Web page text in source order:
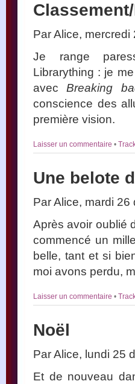
Par Alice,
Je range
Librarything : je
avecBreaking
conscience des
première vision.
Laisser un commentaire •
Une belote
Par Alice, mardi
Après avoir oublié
commencé un
belle, tant et si
moi avons perdu,
Laisser un commentaire •
Noël
Par Alice, lundi 25
Et de nouveau